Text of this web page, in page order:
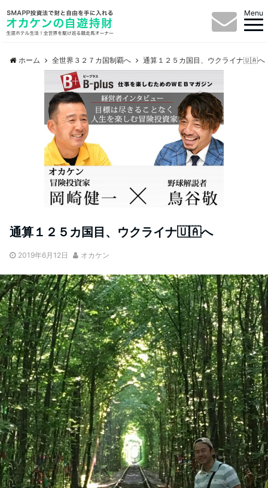
Menu
ホーム 全世界３２７カ国制覇へ 通算１２５カ国目、ウクライナ🇺🇦へ
通算１２５カ国目、ウクライナ🇺🇦へ
2019年6月12日 オカケン